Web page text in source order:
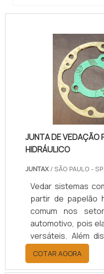
JUNTA DE VEDAÇÃO
HIDRÁULICO
JUNTAX / SÃO PAULO - SP
Vedar sistemas
partir de papelão
comum nos
automotivo, pois
versáteis. Além
esmagamento,
temperaturas e
COTAR AGORA